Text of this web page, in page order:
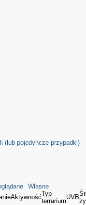
(lub pojedyncze przypadki)
Własne
AktywnośćTyp
terrarium
UVB